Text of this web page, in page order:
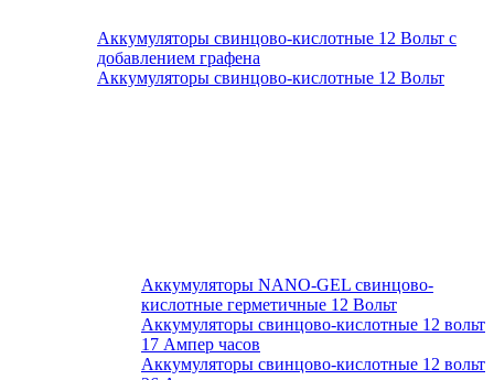
Аккумуляторы свинцово-кислотные 12 Вольт с
добавлением графена
Аккумуляторы свинцово-кислотные 12 Вольт
Аккумуляторы NANO-GEL свинцово-
кислотные герметичные 12 Вольт
Аккумуляторы свинцово-кислотные 12 вольт
17 Ампер часов
Аккумуляторы свинцово-кислотные 12 вольт